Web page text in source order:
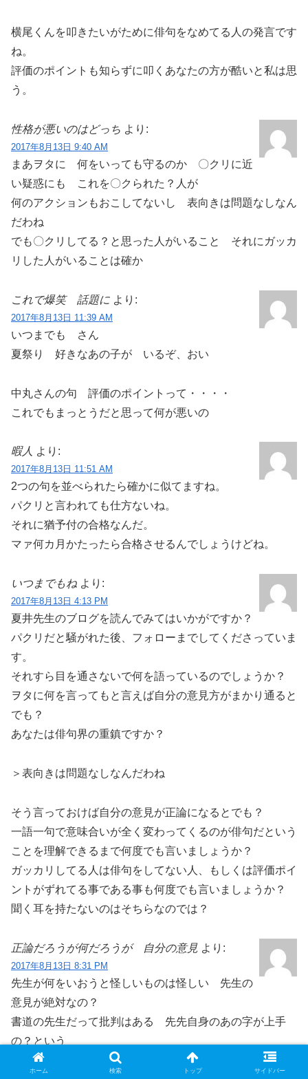
横尾くんを叩きたいがために俳句をなめてる人の発言です
ね。
評価のポイントも知らずに叩くあなたの方が酷いと私は思
う。
性格が悪いのはどっち より:
2017年8月13日 9:40 AM
まあヲタに 何をいっても守るのか 〇クリに近
い疑惑にも これを〇クられた？人が
何のアクションもおこしてないし 表向きは問題なしなん
だわね
でも〇クリしてる？と思った人がいること それにガッカ
リした人がいることは確か
これで爆笑 話題に より:
2017年8月13日 11:39 AM
いつまでも さん
夏祭り 好きなあの子が いるぞ、おい
中丸さんの句 評価のポイントって・・・・
これでもまっとうだと思って何が悪いの
暇人 より:
2017年8月13日 11:51 AM
2つの句を並べられたら確かに似てますね。
パクリと言われても仕方ないね。
それに猶予付の合格なんだ。
マァ何カ月かたったら合格させるんでしょうけどね。
いつまでもね より:
2017年8月13日 4:13 PM
夏井先生のブログを読んでみてはいかがですか？
パクリだと騒がれた後、フォローまでしてくださっていま
す。
それすら目を通さないで何を語っているのでしょうか？
ヲタに何を言ってもと言えば自分の意見方がまかり通ると
でも？
あなたは俳句界の重鎮ですか？
＞表向きは問題なしなんだわね
そう言っておけば自分の意見が正論になるとでも？
一語一句で意味合いが全く変わってくるのが俳句だという
ことを理解できるまで何度でも言いましょうか？
ガッカリしてる人は俳句をしてない人、もしくは評価ポイ
ントがずれてる事である事も何度でも言いましょうか？
聞く耳を持たないのはそちらなのでは？
正論だろうが何だろうが 自分の意見 より:
2017年8月13日 8:31 PM
先生が何をいおうと怪しいものは怪しい 先生の
意見が絶対なの？
書道の先生だって批判はある 先先自身のあの字が上手
の？という
人の意見は様々でいいんじゃないの
ホーム 検索 トップ サイドバー